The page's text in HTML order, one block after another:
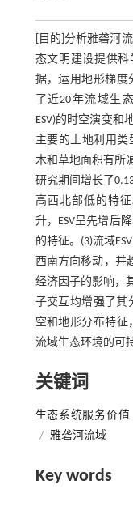
[目的]分析雅砻河
态文明建设提供
据，运用地形梯度
了近20年流域生
ESV)的时空演变和
主要的土地利用类
木和草地面积有所
研究期间增长了
高西北部低的特
升，ESV呈先增后
的特征。(3)流域
西南方向移动，并
经济因子的影响，
子交互均增强了其
空和地形分布特征
流域生态环境的可
关键词
生态系统服务价值
/ 雅砻河流域
Key words